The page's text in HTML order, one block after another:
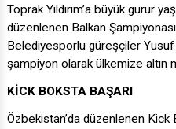
Toprak Yıldırım’a büyük gurur
düzenlenen Balkan
Belediyesporlu güreşçiler
şampiyon olarak ülkemize altın
KİCK BOKSTA BAŞARI
Özbekistan’da düzenlenen Kick